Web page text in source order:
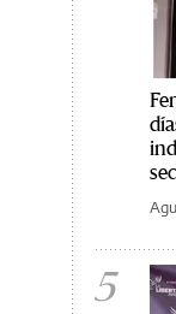
5